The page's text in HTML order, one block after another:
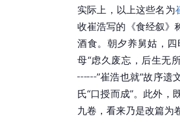
实际上，以上这些名为
收崔浩写的《食经叙》
酒食。朝夕养舅姑，
母“虑久废忘，后生无
┅┅”崔浩也就“故序遗
氏“口授而成”。此外，
九卷，看来乃是改篇为